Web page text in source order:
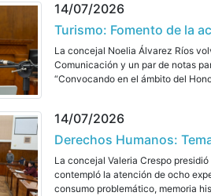
14/07/2026
Turismo: Fomento de la
La concejal Noelia Álvarez Ríos
Comunicación y un par de notas
“Convocando en el ámbito del
14/07/2026
Derechos Humanos:
La concejal Valeria Crespo
contempló la atención de ocho
consumo problemático, memoria